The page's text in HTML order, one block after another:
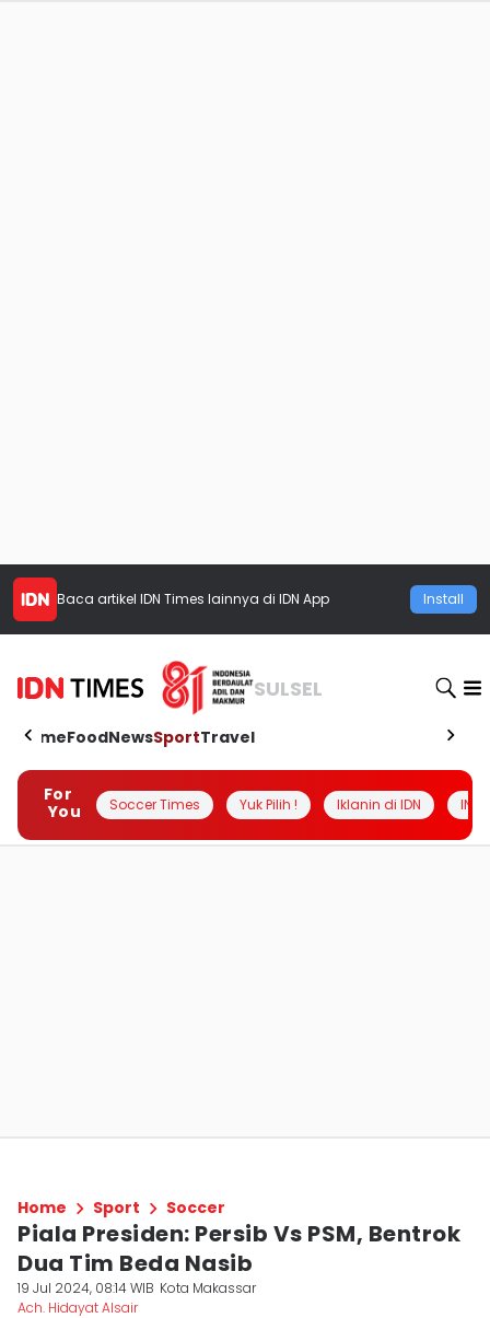
Baca artikel IDN Times lainnya di IDN App Install
SULSEL
HomeFoodNewsSportTravel
For
You
Soccer Times Yuk Pilih ! Iklanin di IDN
Home Sport Soccer
Piala Presiden: Persib Vs PSM, Bentrok
Dua Tim Beda Nasib
19 Jul 2024, 08:14 WIB Kota Makassar
Ach. Hidayat Alsair